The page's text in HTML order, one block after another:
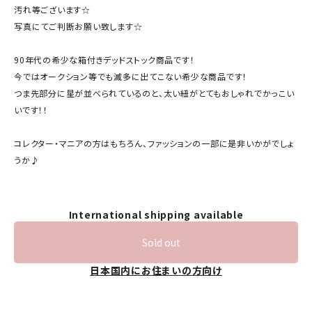
汚れ等ございます☆
写真にてご判断お願い致します☆
90年代の希少な箱付きデッドストック商品です！
今ではオークション等でも滅多に出てこない希少な商品です！
つま先部分に星が並べられているのと、太い紐がとてもおしゃれでかっこい
いです！！
コレクター・マニアの方はもちろん、ファッションの一部に是非いかがでしょ
うか♪
International shipping available
Sold out
日本国内にお住まいの方向け